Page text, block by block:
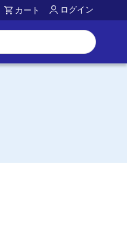
カート ログイン